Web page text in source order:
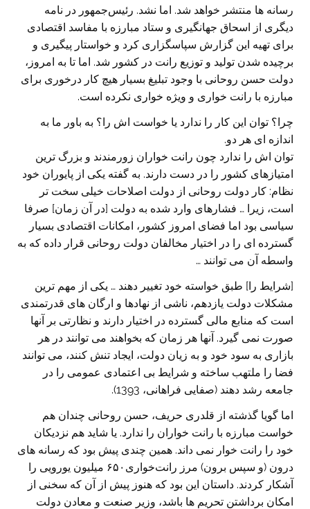
رسانه ها منتشر خواهد شد. اما نشد. رئيس‌جمهور در نامه
دیگری از اسحاق جهانگيری و ستاد مبارزه با مفاسد اقتصادی
برای تهیه این گزارش سپاسگزاری کرد و خواستار پيگيری و
برچیده شدن تولید و توزیع رانت در کشور شد. اما تا به امروز،
دولت حسن روحانی با وجود تبليغ بسیار هیچ کار درخوری برای
مبارزه با رانت خواری و ویژه خواری نکرده است.
چرا؟ توان این کار را ندارد یا خواست اش را؟ به باور ما به
اندازه ای هر دو.
توان اش را ندارد چون رانت خواران زورمندند و بزرگ ترین
امتیازهای کشور را در دست دارند. به گفته یکی از پایوران خود
نظام: کار دولت روحانی از دولت اصلاحات خیلی سخت تر
است، زیرا … فشارهای وارد شده به دولت [در آن زمان] صرفا
سیاسی بود اما فضای امروز کشور، امکانات اقتصادی بسیار
گسترده ای را در اختیار مخالفان دولت روحانی قرار داده که به
واسطه آن می توانند …
[شرایط را] طبق خواسته خود تغییر دهند … یکی از مهم ترین
مشکلات دولت یازدهم، ناشی از نهادها و ارگان های قدرتمندی
است که منابع مالی گسترده در اختیار دارند و نظارتی بر آنها
صورت نمی گیرد. آنها هر زمان که بخواهند می توانند در هر
بازاری به سود خود و به زیان دولت، ایجاد تنش کنند، می توانند
فضا را ملتهب ساخته و شرایط بی اعتمادی عمومی را در
جامعه رشد دهند (صفایی فراهانی، 1393).
اما گویا گذشته از قلدری حریف، حسن روحانی چندان هم
خواست مبارزه با رانت خواران را ندارد. یا شاید هم نزدیکان
خود را رانت خوار نمی داند. همین چندی پیش بود که رسانه های
درون (و سپس برون) مرز رانت‌خواری۶۵۰ میلیون یورویی را
آشکار کردند. داستان این بود که هنوز پیش از آن که سخنی از
امکان برداشتن تحریم ها باشد، وزیر صنعت و معادن دولت